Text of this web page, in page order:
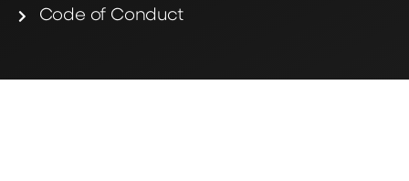
Code of Conduct